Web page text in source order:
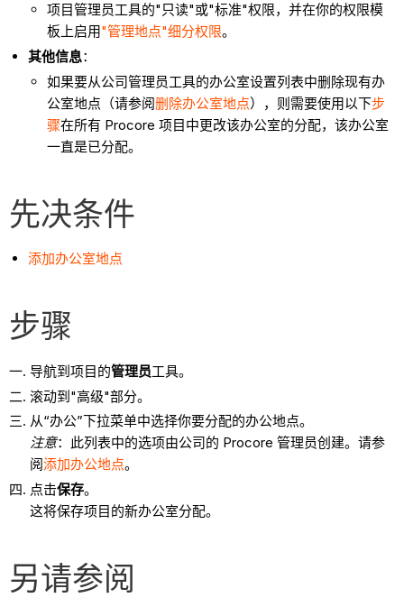
项目管理员工具的"只读"或"标准"权限，并在你的权限模
板上启用"管理地点"细分权限。
其他信息：
如果要从公司管理员工具的办公室设置列表中删除现有办
公室地点（请参阅删除办公室地点），则需要使用以下步
骤在所有 Procore 项目中更改该办公室的分配，该办公室
一直是已分配。
先决条件
添加办公室地点
步骤
导航到项目的管理员工具。
滚动到"高级"部分。
从“办公”下拉菜单中选择你要分配的办公地点。
注意：此列表中的选项由公司的 Procore 管理员创建。请参
阅添加办公地点。
点击保存。
这将保存项目的新办公室分配。
另请参阅